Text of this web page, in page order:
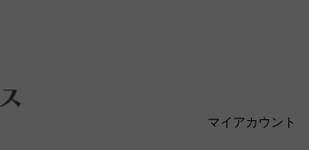
マイアカウント